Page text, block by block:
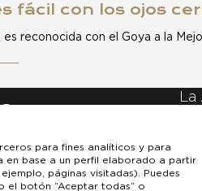
fácil con los ojos
es reconocida con el Goya a la
y
para fines analíticos y para
en base a un perfil elaborado a partir
páginas visitadas). Puedes
el botón “Aceptar todas” o